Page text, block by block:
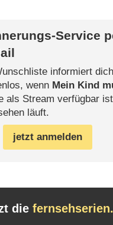
Service
informiert dich
wenn Mein Kind
als Stream verfügbar
läuft.
jetzt anmelden
die